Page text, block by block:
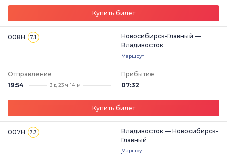
Купить билет
008Н 7.1
Новосибирск-Главный —
Владивосток
Маршрут
Отправление
19:54
3 д 23 ч 14 м
Прибытие
07:32
Купить билет
007Н 7.7
Владивосток — Новосибирск-
Главный
Маршрут